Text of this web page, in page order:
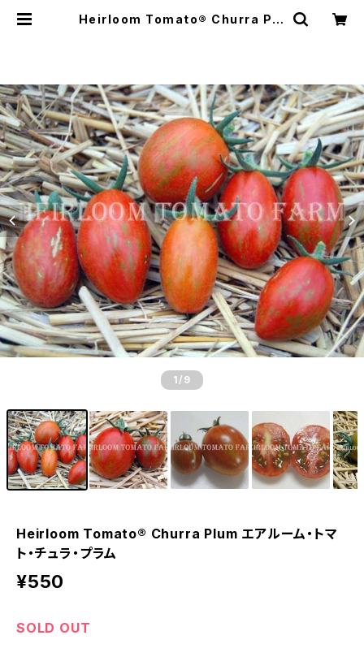
Heirloom Tomato® Churra Plu
1 /9
Heirloom Tomato® Churra Plum エアルーム・トマ
ト・チュラ・プラム
¥550
SOLD OUT